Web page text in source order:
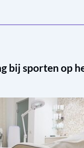
bij sporten op